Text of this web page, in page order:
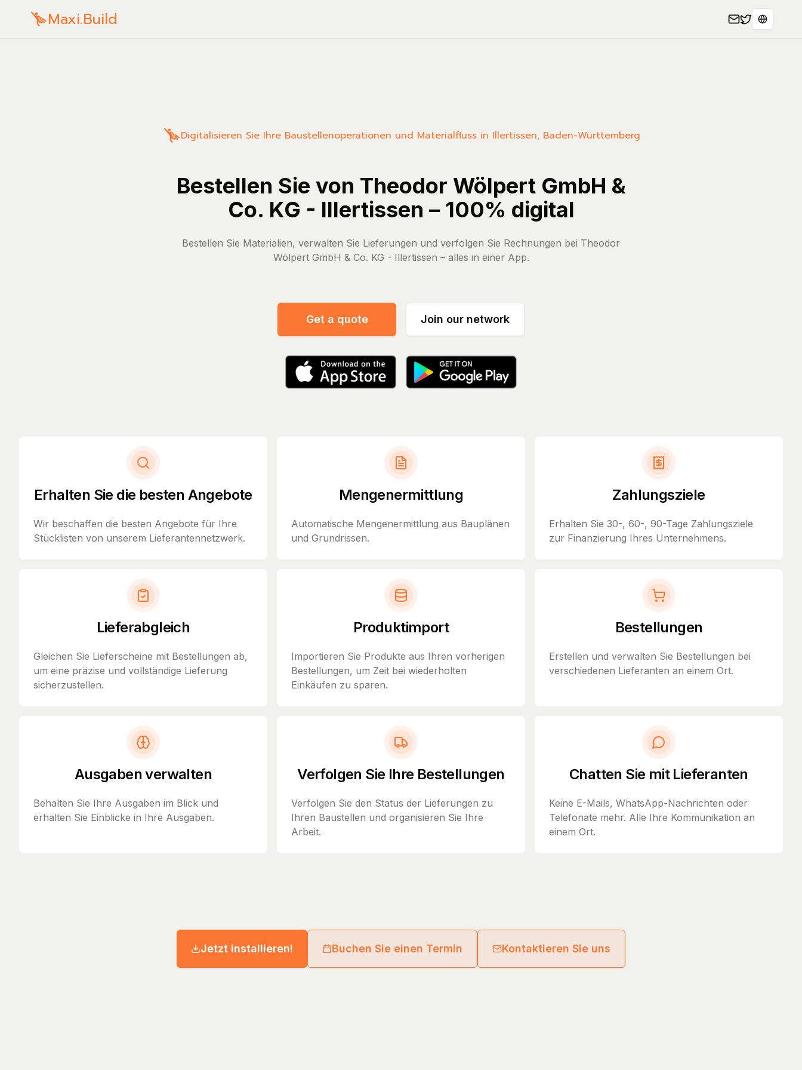
Maxi.Build Select
Digitalisieren Sie Ihre Baustellenoperationen und Materialfluss in Illertissen, Baden-Württemberg
Bestellen Sie von Theodor Wölpert GmbH &
Co. KG - Illertissen – 100% digital
Bestellen Sie Materialien, verwalten Sie Lieferungen und verfolgen Sie Rechnungen bei Theodor
Wölpert GmbH & Co. KG - Illertissen – alles in einer App.
Get a quote Join our network
Erhalten Sie die besten Angebote
Wir beschaffen die besten Angebote für Ihre
Stücklisten von unserem Lieferantennetzwerk.
Mengenermittlung
Automatische Mengenermittlung aus Bauplänen
und Grundrissen.
Zahlungsziele
Erhalten Sie 30-, 60-, 90-Tage Zahlungsziele
zur Finanzierung Ihres Unternehmens.
Lieferabgleich
Gleichen Sie Lieferscheine mit Bestellungen ab,
um eine präzise und vollständige Lieferung
sicherzustellen.
Produktimport
Importieren Sie Produkte aus Ihren vorherigen
Bestellungen, um Zeit bei wiederholten
Einkäufen zu sparen.
Bestellungen
Erstellen und verwalten Sie Bestellungen bei
verschiedenen Lieferanten an einem Ort.
Ausgaben verwalten
Behalten Sie Ihre Ausgaben im Blick und
erhalten Sie Einblicke in Ihre Ausgaben.
Verfolgen Sie Ihre Bestellungen
Verfolgen Sie den Status der Lieferungen zu
Ihren Baustellen und organisieren Sie Ihre
Arbeit.
Chatten Sie mit Lieferanten
Keine E-Mails, WhatsApp-Nachrichten oder
Telefonate mehr. Alle Ihre Kommunikation an
einem Ort.
Jetzt installieren! Buchen Sie einen Termin Kontaktieren Sie uns